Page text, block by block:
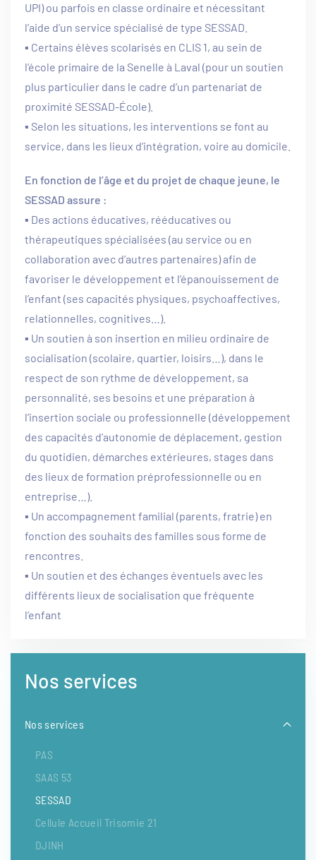
UPI) ou parfois en classe ordinaire et nécessitant
l’aide d’un service spécialisé de type SESSAD.
▪ Certains élèves scolarisés en CLIS 1, au sein de
l’école primaire de la Senelle à Laval (pour un soutien
plus particulier dans le cadre d’un partenariat de
proximité SESSAD-École).
▪ Selon les situations, les interventions se font au
service, dans les lieux d’intégration, voire au domicile.
En fonction de l’âge et du projet de chaque jeune, le
SESSAD assure :
▪ Des actions éducatives, rééducatives ou
thérapeutiques spécialisées (au service ou en
collaboration avec d’autres partenaires) afin de
favoriser le développement et l’épanouissement de
l’enfant (ses capacités physiques, psychoaffectives,
relationnelles, cognitives…).
▪ Un soutien à son insertion en milieu ordinaire de
socialisation (scolaire, quartier, loisirs…), dans le
respect de son rythme de développement, sa
personnalité, ses besoins et une préparation à
l’insertion sociale ou professionnelle (développement
des capacités d’autonomie de déplacement, gestion
du quotidien, démarches extérieures, stages dans
des lieux de formation préprofessionnelle ou en
entreprise…).
▪ Un accompagnement familial (parents, fratrie) en
fonction des souhaits des familles sous forme de
rencontres.
▪ Un soutien et des échanges éventuels avec les
différents lieux de socialisation que fréquente
l’enfant
Nos services
Nos services
PAS
SAAS 53
SESSAD
Cellule Accueil Trisomie 21
DJINH